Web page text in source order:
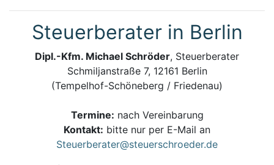
Steuerberater in Berlin
Dipl.-Kfm. Michael Schröder, Steuerberater
Schmiljanstraße 7, 12161 Berlin
(Tempelhof-Schöneberg / Friedenau)
Termine: nach Vereinbarung
Kontakt: bitte nur per E-Mail an
Steuerberater@steuerschroeder.de